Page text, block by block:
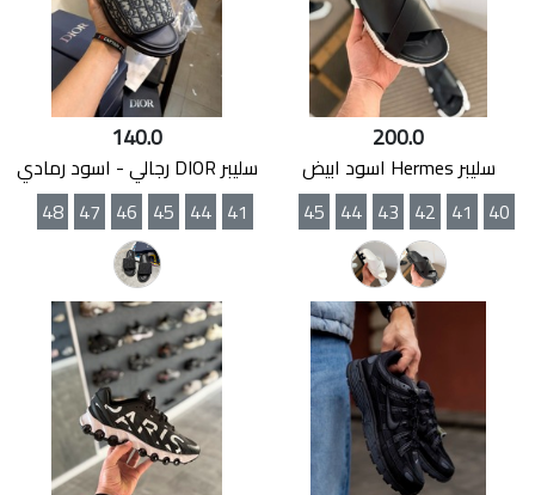
200.0
سليبر Hermes اسود ابيض
40
41
42
43
44
45
140.0
سليبر DIOR رجالي - اسود رمادي
41
44
45
46
47
48